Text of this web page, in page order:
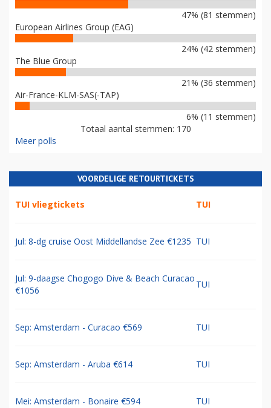
47% (81 stemmen)
European Airlines Group (EAG)
24% (42 stemmen)
The Blue Group
21% (36 stemmen)
Air-France-KLM-SAS(-TAP)
6% (11 stemmen)
Totaal aantal stemmen: 170
Meer polls
VOORDELIGE RETOURTICKETS
TUI vliegtickets TUI
Jul: 8-dg cruise Oost Middellandse Zee €1235 TUI
Jul: 9-daagse Chogogo Dive & Beach Curacao
€1056
TUI
Sep: Amsterdam - Curacao €569 TUI
Sep: Amsterdam - Aruba €614 TUI
Mei: Amsterdam - Bonaire €594 TUI